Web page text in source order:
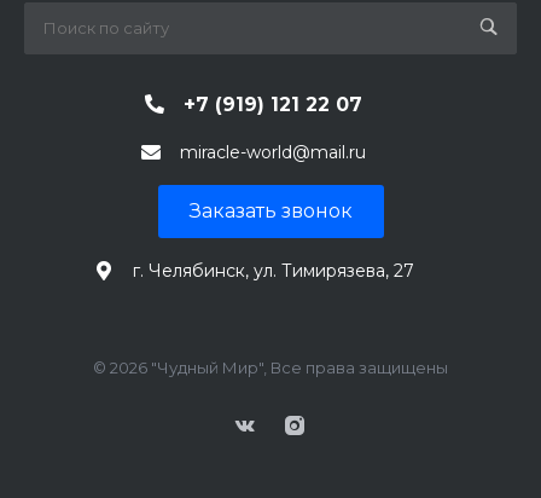
+7 (919) 121 22 07
miracle-world@mail.ru
Заказать звонок
г. Челябинск, ул. Тимирязева, 27
© 2026 "Чудный Мир", Все права защищены